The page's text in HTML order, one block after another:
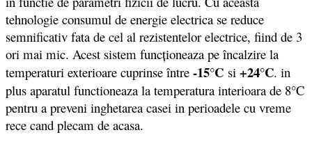
tehnologie consumul de energie electrica se reduce
semnificativ fata de cel al rezistentelor electrice, fiind de 3
ori mai mic. Acest sistem funcționeaza pe încalzire la
temperaturi exterioare cuprinse între -15°C si +24°C. in
plus aparatul functioneaza la temperatura interioara de 8°C
pentru a preveni inghetarea casei in perioadele cu vreme
rece cand plecam de acasa.